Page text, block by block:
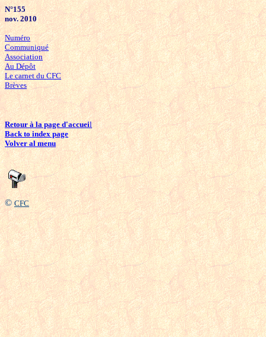
N°155
nov. 2010
Numéro
Communiqué
Association
Au Dépôt
Le carnet du CFC
Brèves
Retour à la page d'accueil
Back to index page
Volver al menu
©CFC